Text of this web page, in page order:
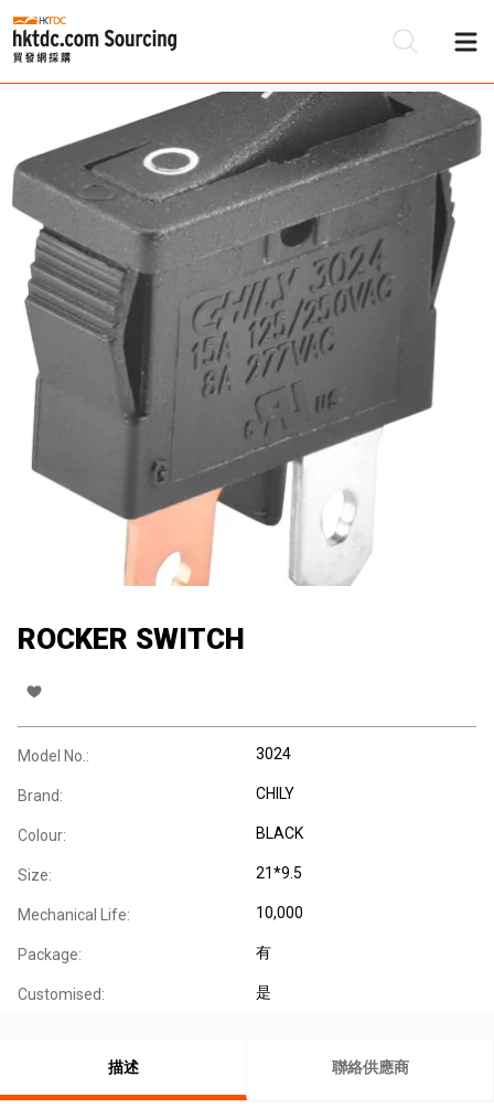
ROCKER SWITCH
Model No.: 3024
Brand: CHILY
Colour: BLACK
Size: 21*9.5
Mechanical Life: 10,000
Package: 有
Customised: 是
描述 聯絡供應商